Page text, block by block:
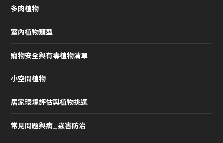
多肉植物
室內植物類型
寵物安全與有毒植物清單
小空間植物
居家環境評估與植物挑選
常見問題與病_蟲害防治